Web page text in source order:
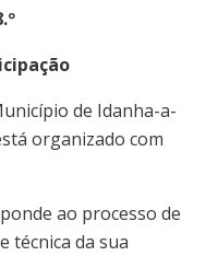
de Idanha-a-
organizado com
ao processo de
técnica da sua